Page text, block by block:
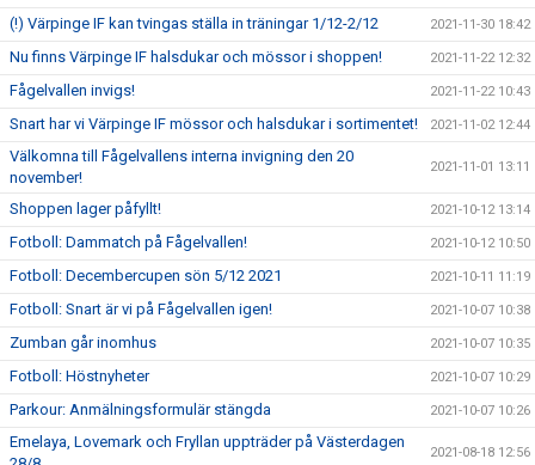
(!) Värpinge IF kan tvingas ställa in träningar 1/12-2/12 2021-11-30 18:42
Nu finns Värpinge IF halsdukar och mössor i shoppen! 2021-11-22 12:32
Fågelvallen invigs! 2021-11-22 10:43
Snart har vi Värpinge IF mössor och halsdukar i sortimentet! 2021-11-02 12:44
Välkomna till Fågelvallens interna invigning den 20
november!
2021-11-01 13:11
Shoppen lager påfyllt! 2021-10-12 13:14
Fotboll: Dammatch på Fågelvallen! 2021-10-12 10:50
Fotboll: Decembercupen sön 5/12 2021 2021-10-11 11:19
Fotboll: Snart är vi på Fågelvallen igen! 2021-10-07 10:38
Zumban går inomhus 2021-10-07 10:35
Fotboll: Höstnyheter 2021-10-07 10:29
Parkour: Anmälningsformulär stängda 2021-10-07 10:26
Emelaya, Lovemark och Fryllan uppträder på Västerdagen
2021-08-18 12:56